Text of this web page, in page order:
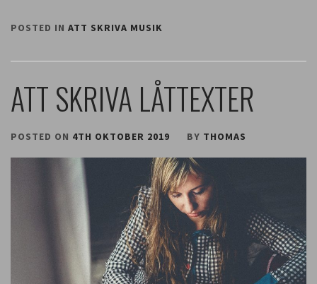
POSTED IN ATT SKRIVA MUSIK
ATT SKRIVA LÅTTEXTER
POSTED ON 4TH OKTOBER 2019 BY THOMAS